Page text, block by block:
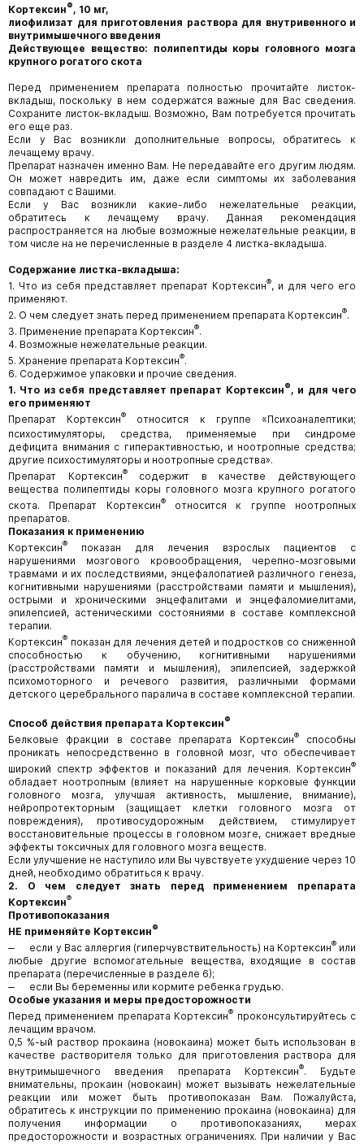
Кортексин®, 10 мг,
лиофилизат для приготовления раствора для внутривенного и
внутримышечного введения
Действующее вещество: полипептиды коры головного мозга
крупного рогатого скота
Перед применением препарата полностью прочитайте листок-
вкладыш, поскольку в нем содержатся важные для Вас сведения.
Сохраните листок-вкладыш. Возможно, Вам потребуется прочитать
его еще раз.
Если у Вас возникли дополнительные вопросы, обратитесь к
лечащему врачу.
Препарат назначен именно Вам. Не передавайте его другим людям.
Он может навредить им, даже если симптомы их заболевания
совпадают с Вашими.
Если у Вас возникли какие-либо нежелательные реакции,
обратитесь к лечащему врачу. Данная рекомендация
распространяется на любые возможные нежелательные реакции, в
том числе на не перечисленные в разделе 4 листка-вкладыша.
Содержание листка-вкладыша:
1. Что из себя представляет препарат Кортексин®, и для чего его
применяют.
2. О чем следует знать перед применением препарата Кортексин®.
3. Применение препарата Кортексин®.
4. Возможные нежелательные реакции.
5. Хранение препарата Кортексин®.
6. Содержимое упаковки и прочие сведения.
1. Что из себя представляет препарат Кортексин®, и для чего
его применяют
Препарат Кортексин®
относится к группе «Психоаналептики;
психостимуляторы, средства, применяемые при синдроме
дефицита внимания с гиперактивностью, и ноотропные средства;
другие психостимуляторы и ноотропные средства».
Препарат Кортексин®содержит в качестве действующего
вещества полипептиды коры головного мозга крупного рогатого
скота. Препарат Кортексин®относится к группе ноотропных
препаратов.
Показания к применению
Кортексин®
показан для лечения взрослых пациентов с
нарушениями мозгового кровообращения, черепно-мозговыми
травмами и их последствиями, энцефалопатией различного генеза,
когнитивными нарушениями (расстройствами памяти и мышления),
острыми и хроническими энцефалитами и энцефаломиелитами,
эпилепсией, астеническими состояниями в составе комплексной
терапии.
Кортексин® показан для лечения детей и подростков со сниженной
способностью к обучению, когнитивными нарушениями
(расстройствами памяти и мышления), эпилепсией, задержкой
психомоторного и речевого развития, различными формами
детского церебрального паралича в составе комплексной терапии.
Способ действия препарата Кортексин®
Белковые фракции в составе препарата Кортексин®способны
проникать непосредственно в головной мозг, что обеспечивает
широкий спектр эффектов и показаний для лечения. Кортексин®
обладает ноотропным (влияет на нарушенные корковые функции
головного мозга, улучшая активность, мышление, внимание),
нейропротекторным (защищает клетки головного мозга от
повреждения), противосудорожным действием, стимулирует
восстановительные процессы в головном мозге, снижает вредные
эффекты токсичных для головного мозга веществ.
Если улучшение не наступило или Вы чувствуете ухудшение через 10
дней, необходимо обратиться к врачу.
2. О чем следует знать перед применением препарата
Кортексин®
Противопоказания
НЕ применяйте Кортексин®
‒ если у Вас аллергия (гиперчувствительность) на Кортексин®или
любые другие вспомогательные вещества, входящие в состав
препарата (перечисленные в разделе 6);
‒ если Вы беременны или кормите ребенка грудью.
Особые указания и меры предосторожности
Перед применением препарата Кортексин® проконсультируйтесь с
лечащим врачом.
0,5 %-ый раствор прокаина (новокаина) может быть использован в
качестве растворителя только для приготовления раствора для
внутримышечного введения препарата Кортексин®. Будьте
внимательны, прокаин (новокаин) может вызывать нежелательные
реакции или может быть противопоказан Вам. Пожалуйста,
обратитесь к инструкции по применению прокаина (новокаина) для
получения информации о противопоказаниях, мерах
предосторожности и возрастных ограничениях. При наличии у Вас